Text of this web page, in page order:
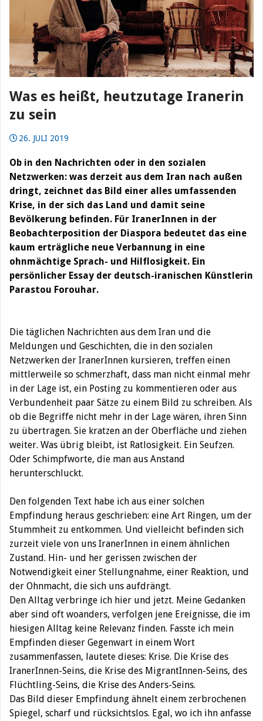
Was es heißt, heutzutage Iranerin
zu sein
26. JULI 2019
Ob in den Nachrichten oder in den sozialen
Netzwerken: was derzeit aus dem Iran nach außen
dringt, zeichnet das Bild einer alles umfassenden
Krise, in der sich das Land und damit seine
Bevölkerung befinden. Für IranerInnen in der
Beobachterposition der Diaspora bedeutet das eine
kaum erträgliche neue Verbannung in eine
ohnmächtige Sprach- und Hilflosigkeit. Ein
persönlicher Essay der deutsch-iranischen Künstlerin
Parastou Forouhar.
Die täglichen Nachrichten aus dem Iran und die
Meldungen und Geschichten, die in den sozialen
Netzwerken der IranerInnen kursieren, treffen einen
mittlerweile so schmerzhaft, dass man nicht einmal mehr
in der Lage ist, ein Posting zu kommentieren oder aus
Verbundenheit paar Sätze zu einem Bild zu schreiben. Als
ob die Begriffe nicht mehr in der Lage wären, ihren Sinn
zu übertragen. Sie kratzen an der Oberfläche und ziehen
weiter. Was übrig bleibt, ist Ratlosigkeit. Ein Seufzen.
Oder Schimpfworte, die man aus Anstand
herunterschluckt.
Den folgenden Text habe ich aus einer solchen
Empfindung heraus geschrieben: eine Art Ringen, um der
Stummheit zu entkommen. Und vielleicht befinden sich
zurzeit viele von uns IranerInnen in einem ähnlichen
Zustand. Hin- und her gerissen zwischen der
Notwendigkeit einer Stellungnahme, einer Reaktion, und
der Ohnmacht, die sich uns aufdrängt.
Den Alltag verbringe ich hier und jetzt. Meine Gedanken
aber sind oft woanders, verfolgen jene Ereignisse, die im
hiesigen Alltag keine Relevanz finden. Fasste ich mein
Empfinden dieser Gegenwart in einem Wort
zusammenfassen, lautete dieses: Krise. Die Krise des
IranerInnen-Seins, die Krise des MigrantInnen-Seins, des
Flüchtling-Seins, die Krise des Anders-Seins.
Das Bild dieser Empfindung ähnelt einem zerbrochenen
Spiegel, scharf und rücksichtslos. Egal, wo ich ihn anfasse